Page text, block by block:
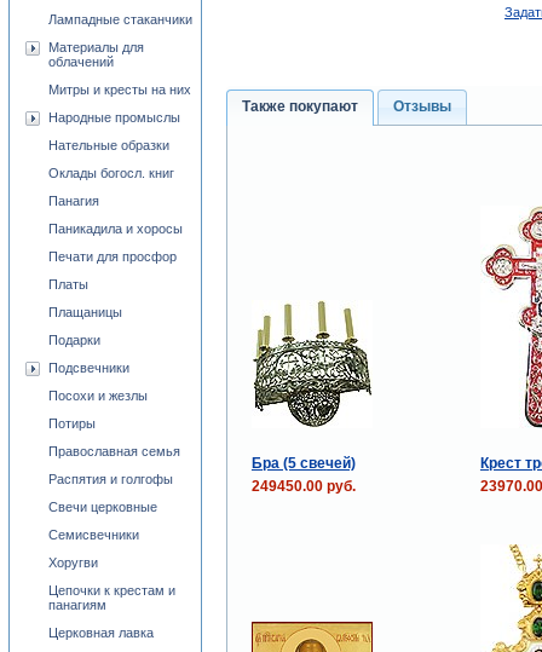
Также покупают Отзывы
Бра (5 свечей)
Крест
249450.00 руб.
Лампадные стаканчики
Материалы для
облачений
Митры и кресты на них
Народные промыслы
Нательные образки
Оклады богосл. книг
Панагия
Паникадила и хоросы
Печати для просфор
Платы
Плащаницы
Подарки
Подсвечники
Посохи и жезлы
Потиры
Православная семья
Распятия и голгофы
Свечи церковные
Семисвечники
Хоругви
Цепочки к крестам и
панагиям
Церковная лавка